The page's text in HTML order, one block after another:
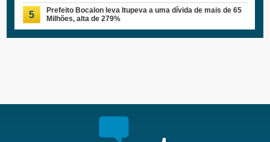
5
Prefeito Bocalon leva Itupeva a uma dívida de mais de 65
Milhões, alta de 279%